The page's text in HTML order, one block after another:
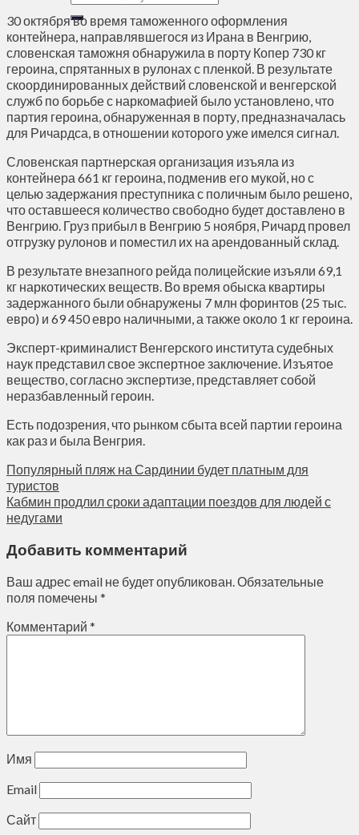
30 октября во время таможенного оформления
контейнера, направлявшегося из Ирана в Венгрию,
словенская таможня обнаружила в порту Копер 730 кг
героина, спрятанных в рулонах с пленкой. В результате
скоординированных действий словенской и венгерской
служб по борьбе с наркомафией было установлено, что
партия героина, обнаруженная в порту, предназначалась
для Ричардса, в отношении которого уже имелся сигнал.
Словенская партнерская организация изъяла из
контейнера 661 кг героина, подменив его мукой, но с
целью задержания преступника с поличным было решено,
что оставшееся количество свободно будет доставлено в
Венгрию. Груз прибыл в Венгрию 5 ноября, Ричард провел
отгрузку рулонов и поместил их на арендованный склад.
В результате внезапного рейда полицейские изъяли 69,1
кг наркотических веществ. Во время обыска квартиры
задержанного были обнаружены 7 млн форинтов (25 тыс.
евро) и 69 450 евро наличными, а также около 1 кг героина.
Эксперт-криминалист Венгерского института судебных
наук представил свое экспертное заключение. Изъятое
вещество, согласно экспертизе, представляет собой
неразбавленный героин.
Есть подозрения, что рынком сбыта всей партии героина
как раз и была Венгрия.
Популярный пляж на Сардинии будет платным для
туристов
Кабмин продлил сроки адаптации поездов для людей с
недугами
Добавить комментарий
Ваш адрес email не будет опубликован.Обязательные
поля помечены *
Комментарий *
Имя
Email
Сайт